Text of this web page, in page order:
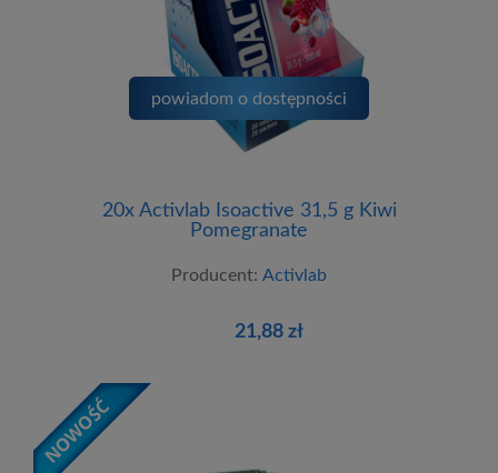
20x Activlab Isoactive 31,5 g Kiwi
Pomegranate
Producent: Activlab
21,88 zł
powiadom o dostępności